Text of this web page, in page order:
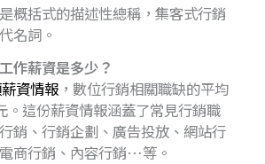
概括式的描述性總稱，集客式行銷
名詞。
作薪資是多少？
資情報 ，數位行銷相關職缺的平均
。這份薪資情報涵蓋了常見行銷職
銷、行銷企劃、廣告投放、網站行
商行銷、內容行銷…等。